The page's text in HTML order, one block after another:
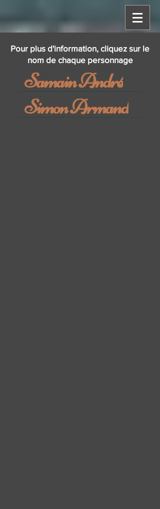
Pour plus d'information, cliquez sur le
nom de chaque personnage
Samain André
Simon Armand